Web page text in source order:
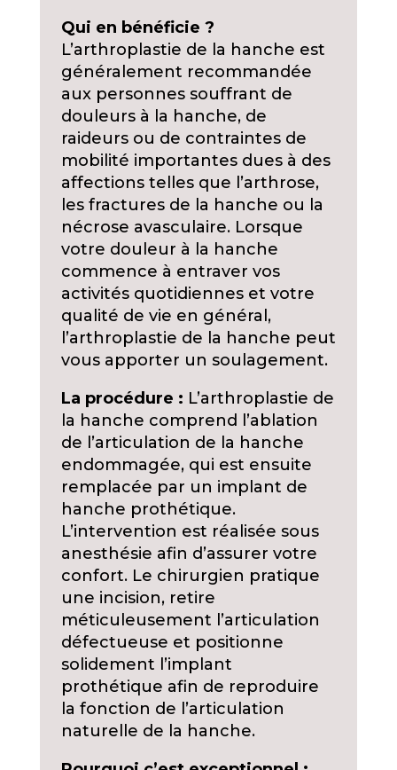
Qui en bénéficie ?
L’arthroplastie de la hanche est
généralement recommandée
aux personnes souffrant de
douleurs à la hanche, de
raideurs ou de contraintes de
mobilité importantes dues à des
affections telles que l’arthrose,
les fractures de la hanche ou la
nécrose avasculaire. Lorsque
votre douleur à la hanche
commence à entraver vos
activités quotidiennes et votre
qualité de vie en général,
l’arthroplastie de la hanche peut
vous apporter un soulagement.
La procédure : L’arthroplastie de
la hanche comprend l’ablation
de l’articulation de la hanche
endommagée, qui est ensuite
remplacée par un implant de
hanche prothétique.
L’intervention est réalisée sous
anesthésie afin d’assurer votre
confort. Le chirurgien pratique
une incision, retire
méticuleusement l’articulation
défectueuse et positionne
solidement l’implant
prothétique afin de reproduire
la fonction de l’articulation
naturelle de la hanche.